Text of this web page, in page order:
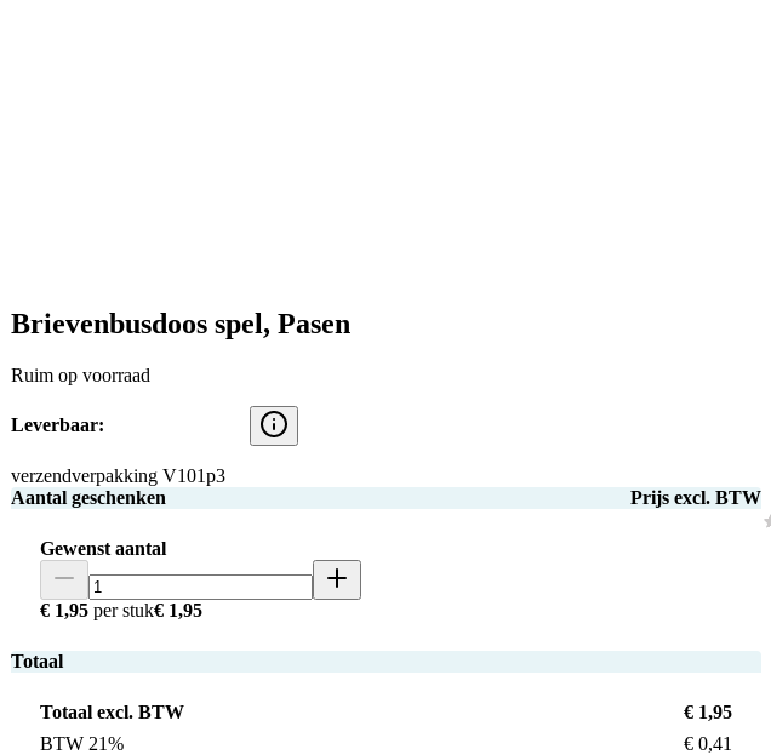
Brievenbusdoos spel, Pasen
Ruim op voorraad
Leverbaar:
verzendverpakking V101p3
Aantal geschenken
Prijs excl. BTW
Gewenst aantal
€ 1,95 per stuk€ 1,95
Totaal
Totaal excl. BTW
€ 1,95
BTW 21%
€ 0,41